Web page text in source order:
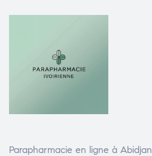
Parapharmacie en ligne à Abidjan